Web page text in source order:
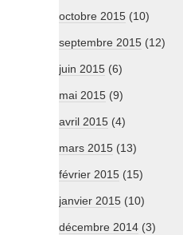
octobre 2015 (10)
septembre 2015 (12)
juin 2015 (6)
mai 2015 (9)
avril 2015 (4)
mars 2015 (13)
février 2015 (15)
janvier 2015 (10)
décembre 2014 (3)